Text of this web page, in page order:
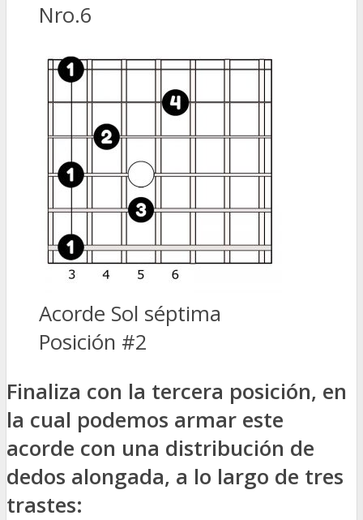
Nro.6
Acorde Sol séptima
Posición #2
Finaliza con la tercera posición, en
la cual podemos armar este
acorde con una distribución de
dedos alongada, a lo largo de tres
trastes: